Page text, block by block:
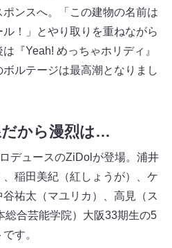
ンスへ。「この建物の名前は
！」とやり取りを重ねながら
『Yeah! めっちゃホリディ』
ルテージは最高潮となりまし
から漫烈は…
デュースのZiDolが登場。浦井
稲田美紀（紅しょうが）、ケ
祐太（マユリカ）、高見（ス
総合芸能学院）大阪33期生の5
す。